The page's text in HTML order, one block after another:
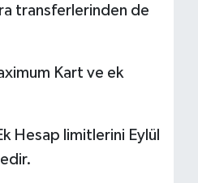
transferlerinden de
Kart ve ek
Hesap limitlerini Eylül